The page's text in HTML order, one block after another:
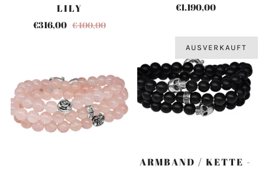
LILY
€316,00 €400,00
€1.190,00
AUSVERKAUFT
ARMBAND / KETTE -